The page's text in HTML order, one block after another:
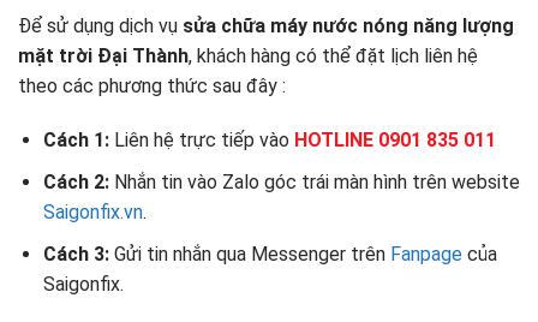
Để sử dụng dịch vụ sửa chữa máy nước nóng năng lượng
mặt trời Đại Thành, khách hàng có thể đặt lịch liên hệ
theo các phương thức sau đây :
Cách 1: Liên hệ trực tiếp vào HOTLINE 0901 835 011
Cách 2:Nhắn tin vào Zalo góc trái màn hình trên website
Saigonfix.vn.
Cách 3: Gửi tin nhắn qua Messenger trên Fanpagecủa
Saigonfix.